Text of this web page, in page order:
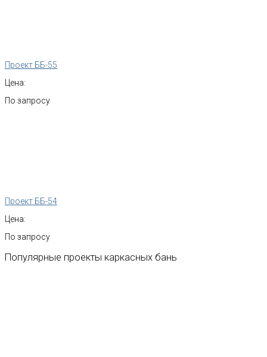
Проект ББ-55
Цена:
По запросу
Проект ББ-54
Цена:
По запросу
Популярные проекты каркасных бань